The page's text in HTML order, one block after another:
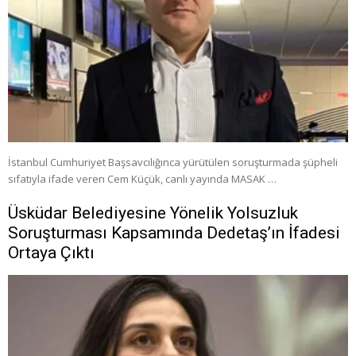
İstanbul Cumhuriyet Başsavcılığınca yürütülen soruşturmada şüpheli
sıfatıyla ifade veren Cem Küçük, canlı yayında MASAK …
Üsküdar Belediyesine Yönelik Yolsuzluk
Soruşturması Kapsamında Dedetaş’ın İfadesi
Ortaya Çıktı